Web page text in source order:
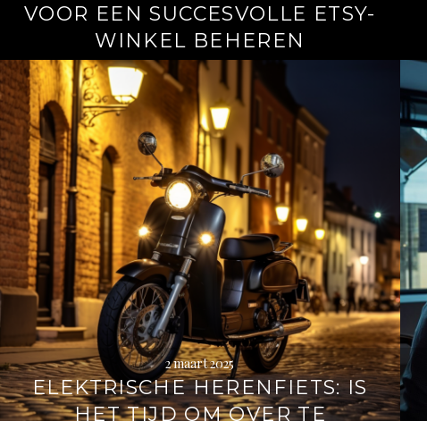
VOOR EEN SUCCESVOLLE ETSY-
WINKEL BEHEREN
2 maart 2025
ELEKTRISCHE HERENFIETS: IS
HET TIJD OM OVER TE